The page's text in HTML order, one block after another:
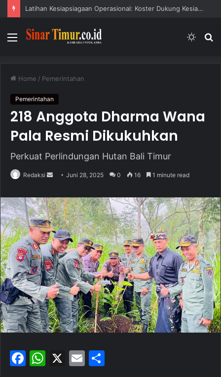
Latihan Kesiapsiagaan Operasional: Koster Dukung Kesiapsiagaan Bencana
Menu
Switch
Home / Pemerintahan
Pemerintahan
218 Anggota Dharma Wana
Pala Resmi Dikukuhkan
Perkuat Perlindungan Hutan Bali Timur
Redaksi
n
d
a
n
e
m
a
i
l
Juni 28, 2025 0 16 1 minute read
F
W X
E